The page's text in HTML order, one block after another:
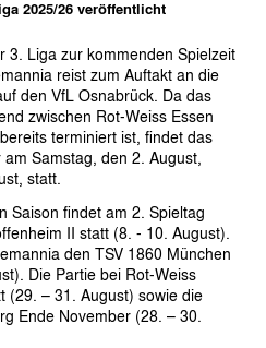
2025/26 veröffentlicht
3. Liga zur kommenden Spielzeit
reist zum Auftakt an die
den VfL Osnabrück. Da das
zwischen Rot-Weiss Essen
terminiert ist, findet das
Samstag, den 2. August,
statt.
Saison findet am 2. Spieltag
II statt (8. - 10. August).
den TSV 1860 München
Die Partie bei Rot-Weiss
(29. – 31. August) sowie die
Ende November (28. – 30.